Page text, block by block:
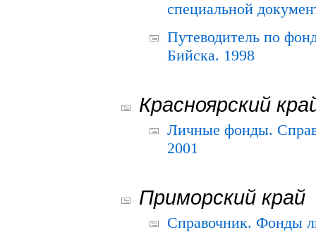
специальной
Путеводитель по
Бийска. 1998
Красноярский
Личные фонды.
2001
Приморский край
Справочник. Фонды